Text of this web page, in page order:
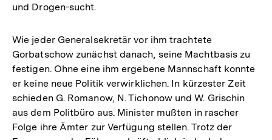
und Drogen-sucht.
Wie jeder Generalsekretär vor ihm trachtete
Gorbatschow zunächst danach, seine Machtbasis zu
festigen. Ohne eine ihm ergebene Mannschaft konnte
er keine neue Politik verwirklichen. In kürzester Zeit
schieden G. Romanow, N. Tichonow und W. Grischin
aus dem Politbüro aus. Minister mußten in rascher
Folge ihre Ämter zur Verfügung stellen. Trotz der